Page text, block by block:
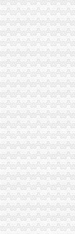
代办工商营业执照、
宣武工商注册,企业注
武汉一站通工商管理
【代办工商营业执照
西安代办工商营业执
雄安注册注册_雄安
成都税务代理公司_
【深圳工商注册多少
广州白云区注册公司
晋中代办公司注册营
工商代理/工商执照代
海淀区公司注册|海淀
北京代办营业执照,北
代办昆明市高新区工
贵代办营业执照/工商
【广州工商注册_广州
南昌代办工商执照88
【洪山代办注册公司_
【58同城】上海代办工
【连云港速成会计服
【创客商务：代理记
【个体户营业执照工